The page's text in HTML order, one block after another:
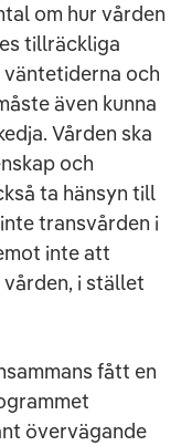
om hur vården
tillräckliga
väntetiderna och
även kunna
Vården ska
och
ta hänsyn till
transvården i
inte att
i stället
fått en
övervägande